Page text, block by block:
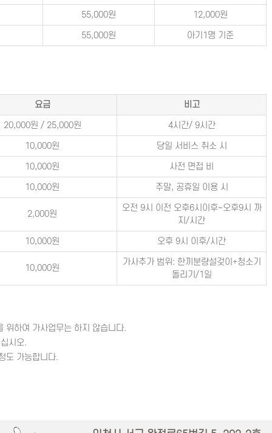
55,000원
12,000원
55,000원
아기1명 기준
요금
비고
20,000원 / 25,000원
4시간/ 9시간
10,000원
당일 서비스 취소 시
10,000원
사전 면접 비
10,000원
주말, 공휴일 이용 시
2,000원
오전 9시 이전 오후6시이후~오후9시 까
지/시간
10,000원
오후 9시 이후/시간
10,000원
가사추가 범위: 한끼분량설겆이+청소기
돌리기/1일
위하여 가사업무는 하지 않습니다.
시오.
도 가능합니다.